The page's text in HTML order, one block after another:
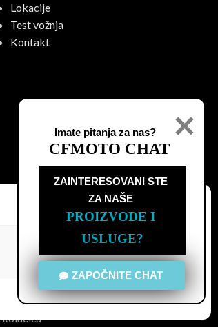
Lokacije
Test vožnja
Kontakt
kolačića
Imate pitanja za nas?
CFMOTO CHAT
ZAINTERESOVANI STE
ZA NAŠE
PROIZVODE I
USLUGE?
ZAPOČNITE CHAT